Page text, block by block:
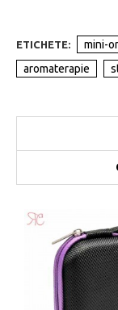
ETICHETE: mini-
aromaterapie